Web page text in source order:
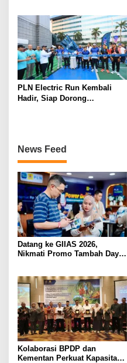
Selatan
PLN Electric Run Kembali
Hadir, Siap Dorong
News Feed
Datang ke GIIAS 2026,
Nikmati Promo Tambah Daya
Kolaborasi BPDP dan
Kementan Perkuat Kapasitas